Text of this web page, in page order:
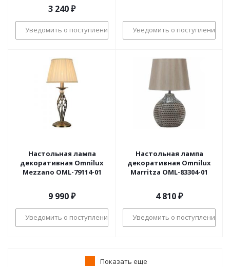
3 240₽
Уведомить о поступлении Уведомить о поступлении
Настольная лампа
декоративная Omnilux
Mezzano OML-79114-01
9 990₽
Уведомить о поступлении
Настольная лампа
декоративная Omnilux
Marritza OML-83304-01
4 810₽
Уведомить о поступлении
Показать еще